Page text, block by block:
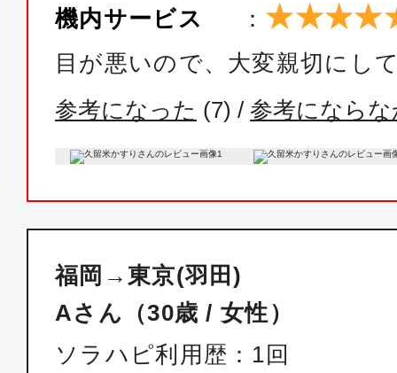
SKY016
普通席
福岡
15:05
東京(
SKY018
普通席
福岡
16:15
東京(羽
普通席
機内サービス ：
目が悪いので、大変親切にし
参考になった (7) / 参考になら
福岡→東京(羽田)
Aさん（30歳 / 女性）
ソラハピ利用歴：1回